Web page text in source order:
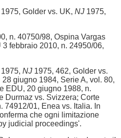
Golder vs. UK, NJ 1975,
n. 40750/98, Ospina Vargas
febbraio 2010, n. 24950/06,
NJ 1975, 462, Golder vs.
giugno 1984, Serie A, vol. 80,
EDU, 20 giugno 1988, n.
Durmaz vs. Svizzera; Corte
74912/01, Enea vs. Italia. In
che ogni limitazione
judicial proceedings'.